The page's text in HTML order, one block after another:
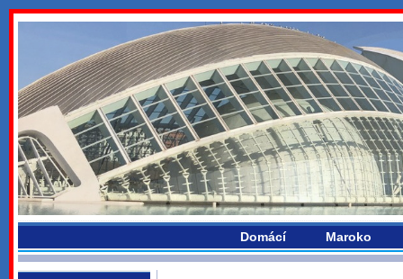
bydlikemevropou.com
Domácí Maroko